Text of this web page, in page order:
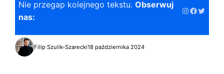
Nie przegap kolejnego tekstu.Obserwuj
nas:
Instagram
Twitter
Filip Szulik-Szarecki18 października 2024